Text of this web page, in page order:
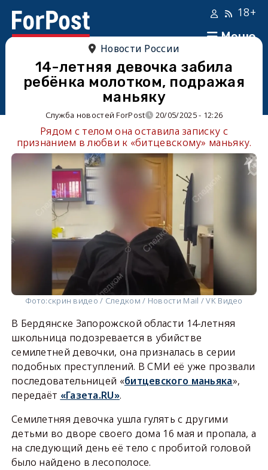
Меню
18+
Новости России
14-летняя девочка забила
ребёнка молотком, подражая
маньяку
Служба новостей ForPost 20/05/2025 - 12:26
Рядом с телом она оставила записку с
признанием в любви к «битцевскому» маньяку.
Фото:скрин видео / Следком / Новости Mail / VK Видео
В Бердянске Запорожской области 14-летняя
школьница подозревается в убийстве
семилетней девочки, она призналась в серии
подобных преступлений. В СМИ её уже прозвали
последовательницей «битцевского маньяка»,
передаёт «Газета.RU».
Семилетняя девочка ушла гулять с другими
детьми во дворе своего дома 16 мая и пропала, а
на следующий день её тело с пробитой головой
было найдено в лесополосе.